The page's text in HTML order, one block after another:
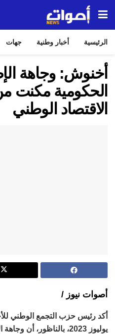
الرئيسية أخبار وطنية جهات
أخنوش: وجاهة
الحكومية مكنت
الاقتصاد الوطني
أصوات نيوز /
يوليوز 2023، بالناظور،